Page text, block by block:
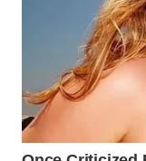
WN
KALTIM